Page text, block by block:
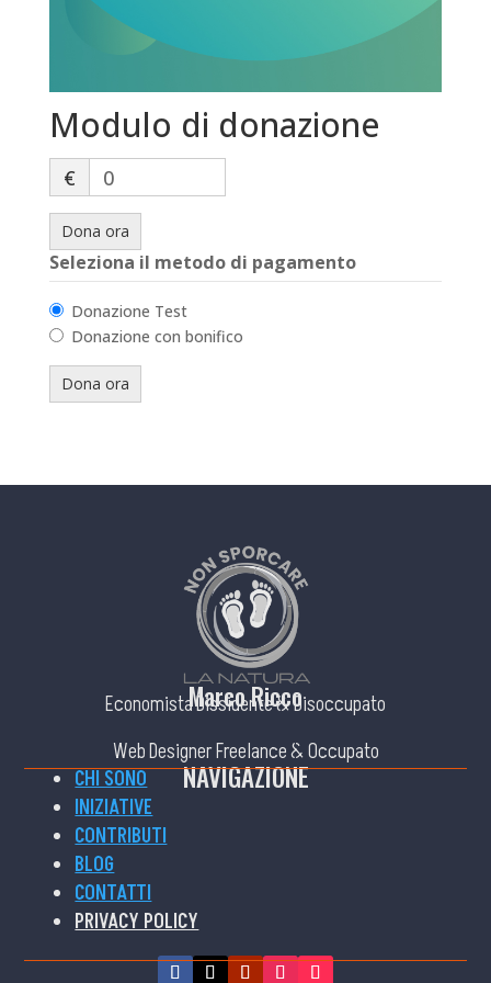
Modulo di donazione
€ 0
Dona ora
Seleziona il metodo di pagamento
Donazione Test
Donazione con bonifico
Marco Ricco
Economista Dissidente & Disoccupato
Web Designer Freelance & Occupato
NAVIGAZIONE
CHI SONO
INIZIATIVE
CONTRIBUTI
BLOG
CONTATTI
PRIVACY POLICY
CANALI SOCIAL